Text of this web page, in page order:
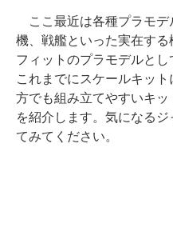
ここ最近は各種プラモデ
機、戦艦といった実在す
フィットのプラモデルと
これまでにスケールキッ
方でも組み立てやすいキ
を紹介します。気になる
てみてください。